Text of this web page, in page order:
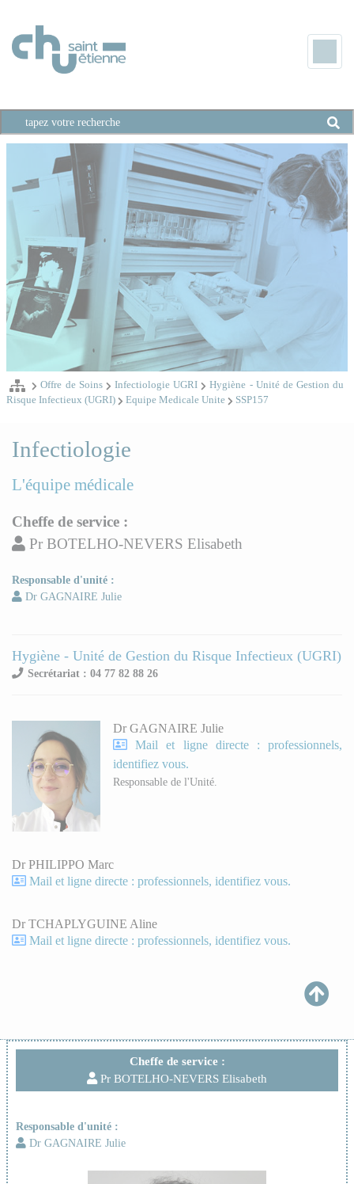
Offre de Soins Infectiologie UGRI
Hygiène - Unité de Gestion du
Risque Infectieux (UGRI)
Equipe Medicale Unite SSP157
Cheffe de service :
Pr BOTELHO-NEVERS Elisabeth
Responsable d'unité :
Dr GAGNAIRE Julie
Infectiologie
L'équipe médicale
Cheffe de service :
Pr BOTELHO-NEVERS Elisabeth
Responsable d'unité :
Dr GAGNAIRE Julie
Hygiène - Unité de Gestion du Risque Infectieux (UGRI)
Secrétariat : 04 77 82 88 26
Dr GAGNAIRE Julie
Mail et ligne directe : professionnels,
identifiez vous.
Responsable de l'Unité.
Dr PHILIPPO Marc
Mail et ligne directe : professionnels, identifiez vous.
Dr TCHAPLYGUINE Aline
Mail et ligne directe : professionnels, identifiez vous.